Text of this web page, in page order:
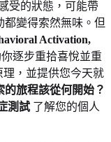
受的狀態，可能帶
都變得索然無味。但
Activation,
逐步重拾喜悅並重
，並提供您今天就
的旅程該從何開始？
測試 了解您的個人